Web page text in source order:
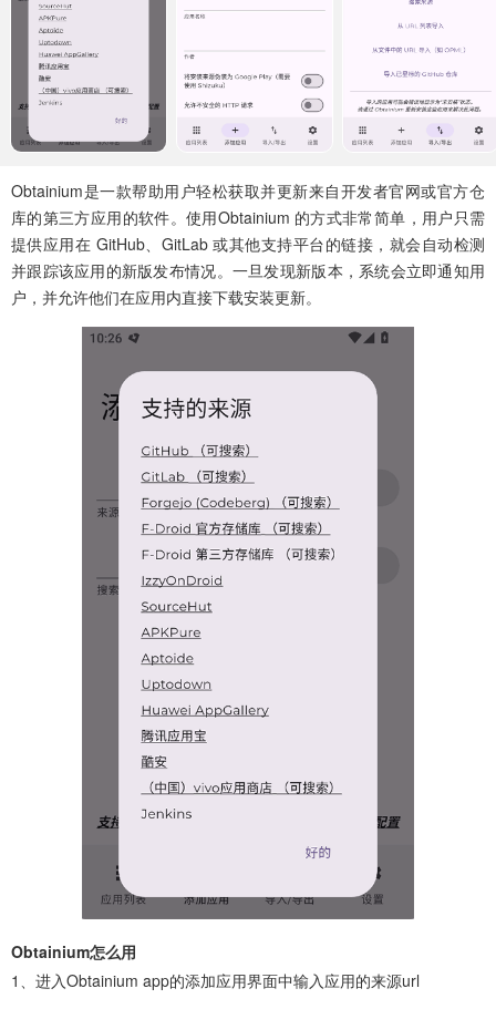
1百+款手游
1百+款手游
Obtainium是一款帮助用户轻松获取并更新来自开发者官网或官方仓
库的第三方应用的软件。使用Obtainium 的方式非常简单，用户只需
提供应用在 GitHub、GitLab 或其他支持平台的链接，就会自动检测
并跟踪该应用的新版发布情况。一旦发现新版本，系统会立即通知用
户，并允许他们在应用内直接下载安装更新。
Obtainium怎么用
1、进入Obtainium app的添加应用界面中输入应用的来源url